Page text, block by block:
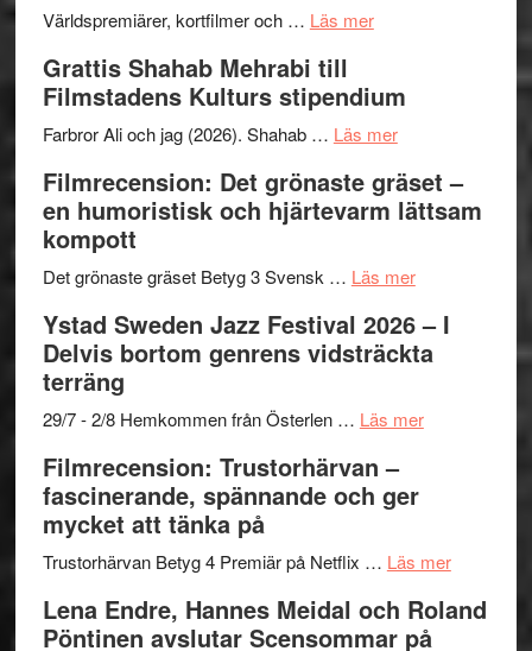
The
Files:
I
Want
Believe
–
Frankenshtey
med
Fox
och
Scully
Världspremiärer, kortfilmer och … Läs merom
West
presenterar
nya
titlar
årets
Grattis Shahab Mehrabi till
Filmstadens Kulturs stipendium
Farbror Ali och jag (2026). Shahab … Läs merom
Shahab
Mehrabi
Filmstadens
stipendium
Filmrecension: Det grönaste gräset –
en humoristisk och hjärtevarm lättsam
kompott
Det grönaste gräset Betyg 3 Svensk … Läs merom
Det
grönaste
–
och
lättsam
Ystad Sweden Jazz Festival 2026 – I
Delvis bortom genrens vidsträckta
terräng
29/7 - 2/8 Hemkommen från Österlen … Läs merom
2026
I
Delvis
Filmrecension: Trustorhärvan –
fascinerande, spännande och ger
mycket att tänka på
Trustorhärvan Betyg 4 Premiär på Netflix … Läs merom
Lena Endre, Hannes Meidal och Roland
Pöntinen avslutar Scensommar på